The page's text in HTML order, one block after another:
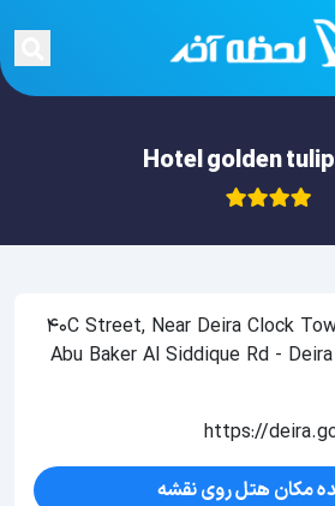
Hotel golden
40C Street, Near Deira Clock
Abu Baker Al Siddique Rd -
https://
مکان هتل روی نقشه